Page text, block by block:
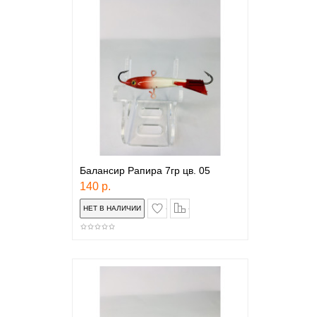
Балансир Рапира 7гр цв. 05
140 р.
в закладки